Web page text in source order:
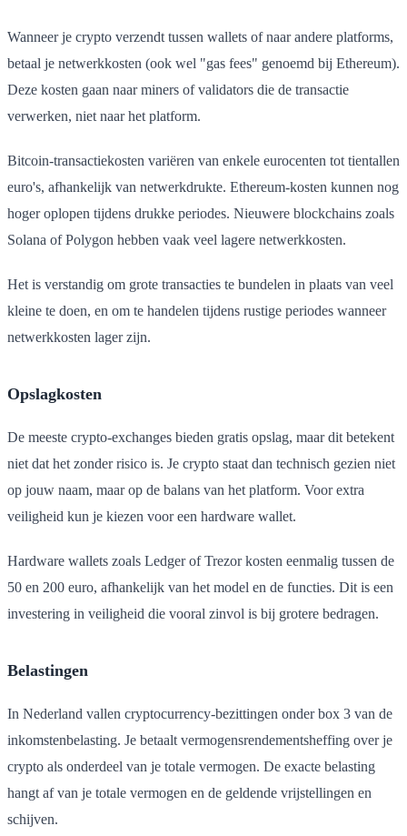
Wanneer je crypto verzendt tussen wallets of naar andere platforms,
betaal je netwerkkosten (ook wel "gas fees" genoemd bij Ethereum).
Deze kosten gaan naar miners of validators die de transactie
verwerken, niet naar het platform.
Bitcoin-transactiekosten variëren van enkele eurocenten tot tientallen
euro's, afhankelijk van netwerkdrukte. Ethereum-kosten kunnen nog
hoger oplopen tijdens drukke periodes. Nieuwere blockchains zoals
Solana of Polygon hebben vaak veel lagere netwerkkosten.
Het is verstandig om grote transacties te bundelen in plaats van veel
kleine te doen, en om te handelen tijdens rustige periodes wanneer
netwerkkosten lager zijn.
Opslagkosten
De meeste crypto-exchanges bieden gratis opslag, maar dit betekent
niet dat het zonder risico is. Je crypto staat dan technisch gezien niet
op jouw naam, maar op de balans van het platform. Voor extra
veiligheid kun je kiezen voor een hardware wallet.
Hardware wallets zoals Ledger of Trezor kosten eenmalig tussen de
50 en 200 euro, afhankelijk van het model en de functies. Dit is een
investering in veiligheid die vooral zinvol is bij grotere bedragen.
Belastingen
In Nederland vallen cryptocurrency-bezittingen onder box 3 van de
inkomstenbelasting. Je betaalt vermogensrendementsheffing over je
crypto als onderdeel van je totale vermogen. De exacte belasting
hangt af van je totale vermogen en de geldende vrijstellingen en
schijven.